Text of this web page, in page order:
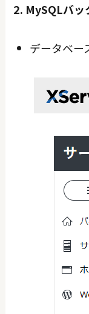
2. MySQLバッ
データベー